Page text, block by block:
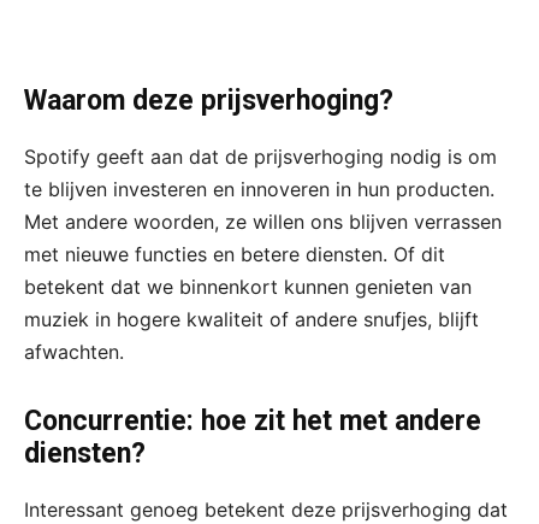
Waarom deze prijsverhoging?
Spotify geeft aan dat de prijsverhoging nodig is om
te blijven investeren en innoveren in hun producten.
Met andere woorden, ze willen ons blijven verrassen
met nieuwe functies en betere diensten. Of dit
betekent dat we binnenkort kunnen genieten van
muziek in hogere kwaliteit of andere snufjes, blijft
afwachten. ​
Concurrentie: hoe zit het met andere
diensten?
Interessant genoeg betekent deze prijsverhoging dat